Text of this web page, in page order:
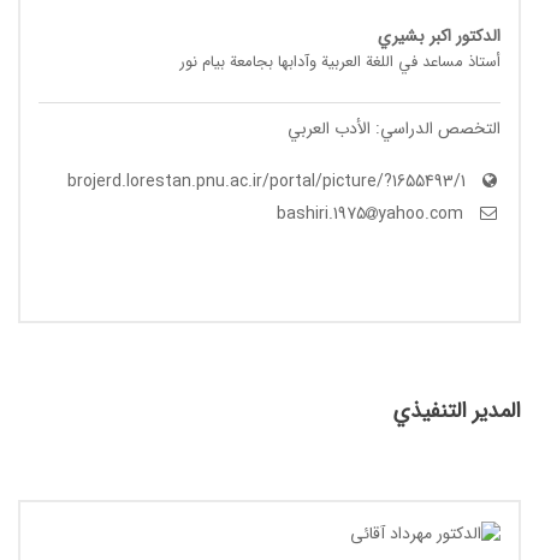
الدکتور اکبر بشیري
أستاذ مساعد في اللغة العربیة وآدابها بجامعة بیام نور
التخصص الدراسي: الأدب العربي
brojerd.lorestan.pnu.ac.ir/portal/picture/?1655493/1
yahoo.com
المدير التنفيذي